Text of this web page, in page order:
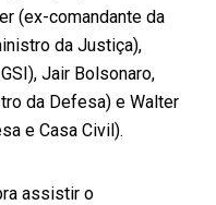
(ex-comandante da
da Justiça),
Jair Bolsonaro,
da Defesa) e Walter
e Casa Civil).
assistir o